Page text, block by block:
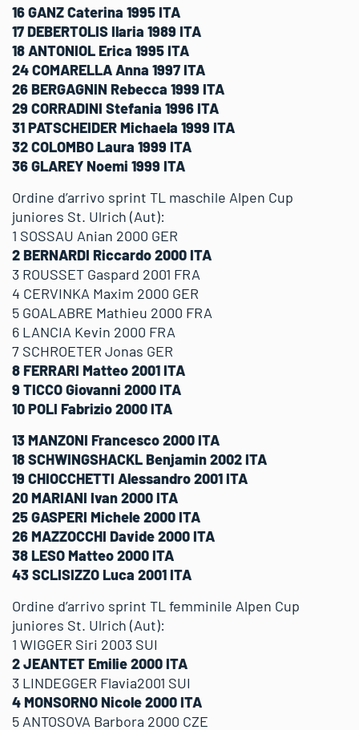
16 GANZ Caterina 1995 ITA
17 DEBERTOLIS Ilaria 1989 ITA
18 ANTONIOL Erica 1995 ITA
24 COMARELLA Anna 1997 ITA
26 BERGAGNIN Rebecca 1999 ITA
29 CORRADINI Stefania 1996 ITA
31 PATSCHEIDER Michaela 1999 ITA
32 COLOMBO Laura 1999 ITA
36 GLAREY Noemi 1999 ITA
Ordine d’arrivo sprint TL maschile Alpen Cup
juniores St. Ulrich (Aut):
1 SOSSAU Anian 2000 GER
2 BERNARDI Riccardo 2000 ITA
3 ROUSSET Gaspard 2001 FRA
4 CERVINKA Maxim 2000 GER
5 GOALABRE Mathieu 2000 FRA
6 LANCIA Kevin 2000 FRA
7 SCHROETER Jonas GER
8 FERRARI Matteo 2001 ITA
9 TICCO Giovanni 2000 ITA
10 POLI Fabrizio 2000 ITA
13 MANZONI Francesco 2000 ITA
18 SCHWINGSHACKL Benjamin 2002 ITA
19 CHIOCCHETTI Alessandro 2001 ITA
20 MARIANI Ivan 2000 ITA
25 GASPERI Michele 2000 ITA
26 MAZZOCCHI Davide 2000 ITA
38 LESO Matteo 2000 ITA
43 SCLISIZZO Luca 2001 ITA
Ordine d’arrivo sprint TL femminile Alpen Cup
juniores St. Ulrich (Aut):
1 WIGGER Siri 2003 SUI
2 JEANTET Emilie 2000 ITA
3 LINDEGGER Flavia2001 SUI
4 MONSORNO Nicole 2000 ITA
5 ANTOSOVA Barbora 2000 CZE